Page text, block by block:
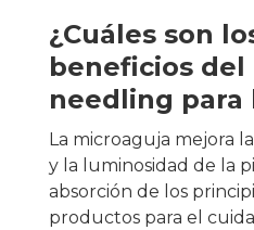
¿Cuáles son
beneficios del
needling para
La microaguja mejora
y la luminosidad de la
absorción de los
productos para el